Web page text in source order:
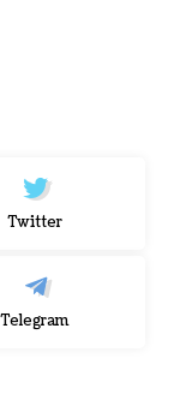
Twitter
Telegram